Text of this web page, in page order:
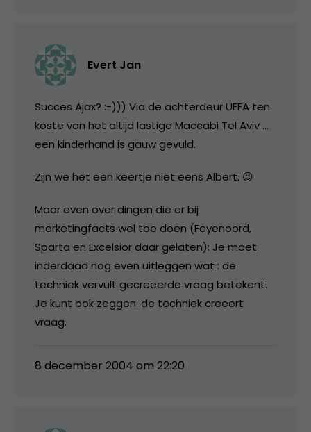
Evert Jan
Succes Ajax? :-))) Via de achterdeur UEFA ten
koste van het altijd lastige Maccabi Tel Aviv …
een kinderhand is gauw gevuld.
Zijn we het een keertje niet eens Albert. 😉
Maar even over dingen die er bij
marketingfacts wel toe doen (Feyenoord,
Sparta en Excelsior daar gelaten): Je moet
inderdaad nog even uitleggen wat : de
techniek vervult gecreeerde vraag betekent.
Je kunt ook zeggen: de techniek creeert
vraag.
8 december 2004 om 22:20